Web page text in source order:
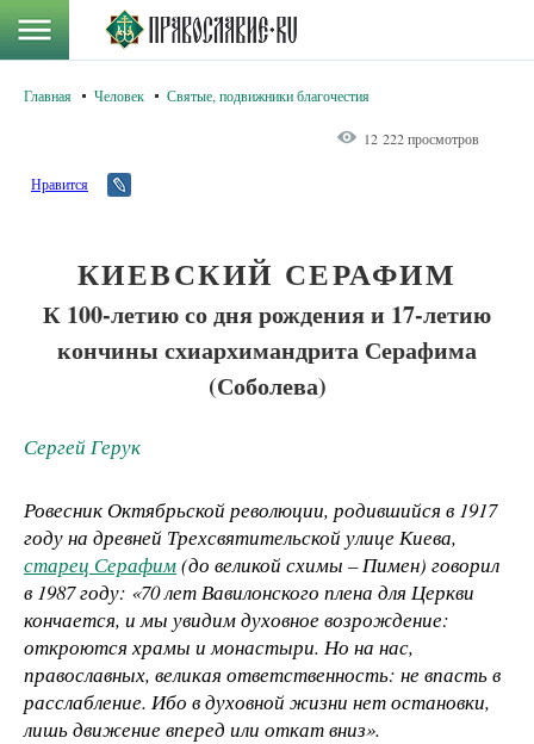
Главная Человек Святые, подвижники благочестия
12 222 просмотров
Нравится
КИЕВСКИЙ СЕРАФИМ
К 100-летию со дня рождения и 17-летию
кончины схиархимандрита Серафима
(Соболева)
Сергей Герук
Ровесник Октябрьской революции, родившийся в 1917
году на древней Трехсвятительской улице Киева,
старец Серафим(до великой схимы – Пимен) говорил
в 1987 году: «70 лет Вавилонского плена для Церкви
кончается, и мы увидим духовное возрождение:
откроются храмы и монастыри. Но на нас,
православных, великая ответственность: не впасть в
расслабление. Ибо в духовной жизни нет остановки,
лишь движение вперед или откат вниз».